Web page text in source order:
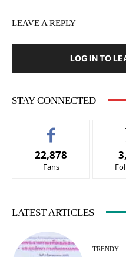
LEAVE A REPLY
LOG IN TO
STAY CONNECTED
22,878
Fans
LATEST ARTICLES
TRENDY